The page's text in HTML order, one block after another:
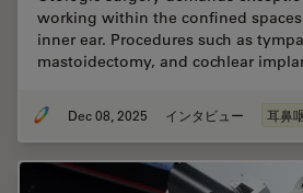
working within the confined
inner ear. Procedures such as
mastoidectomy, and cochlear
Dec 08, 2025 インタビュー 耳鼻